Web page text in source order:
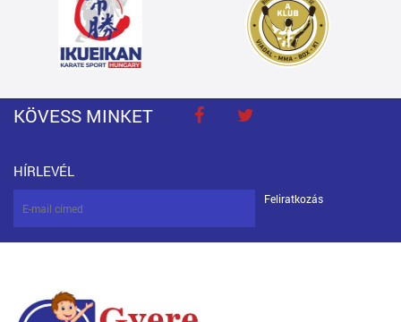
KÖVESS MINKET
HÍRLEVÉL
Feliratkozás